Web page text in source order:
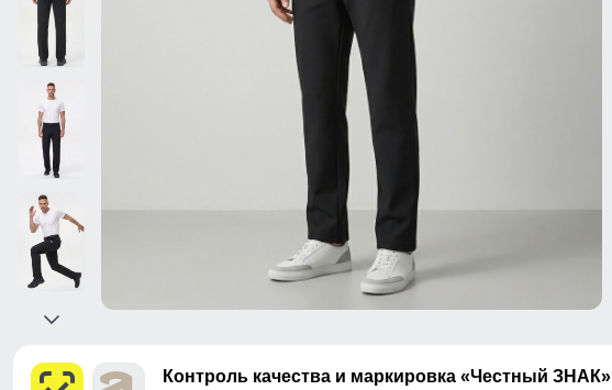
Контроль качества и маркировка «Честный ЗНАК»